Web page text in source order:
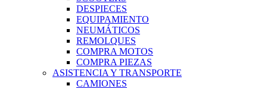
DESPIECES
EQUIPAMIENTO
NEUMÁTICOS
REMOLQUES
COMPRA MOTOS
COMPRA PIEZAS
ASISTENCIA Y TRANSPORTE
CAMIONES